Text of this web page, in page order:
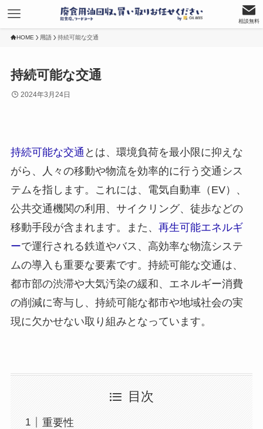
相談無料
HOME 用語 持続可能な交通
持続可能な交通
2024年3月24日
持続可能な交通 とは、環境負荷を最小限に抑えな
がら、人々の移動や物流を効率的に行う交通シス
テムを指します。これには、電気自動車（EV）、
公共交通機関の利用、サイクリング、徒歩などの
移動手段が含まれます。また、 再生可能エネルギ
ーで運行される鉄道やバス、高効率な物流システ
ムの導入も重要な要素です。持続可能な交通は、
都市部の渋滞や大気汚染の緩和、エネルギー消費
の削減に寄与し、持続可能な都市や地域社会の実
現に欠かせない取り組みとなっています。
目次
重要性